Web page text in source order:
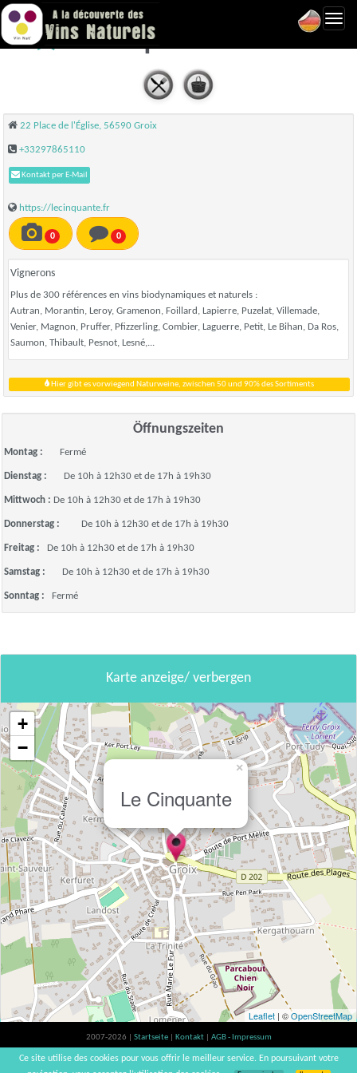
Le Cinquante - Groix
22 Place de l'Église, 56590 Groix
+33297865110
Kontakt per E-Mail
https://lecinquante.fr
0 0
Vignerons
Plus de 300 références en vins biodynamiques et naturels :
Autran, Morantin, Leroy, Gramenon, Foillard, Lapierre, Puzelat, Villemade,
Venier, Magnon, Pruffer, Pfizzerling, Combier, Laguerre, Petit, Le Bihan, Da Ros,
Saumon, Thibault, Pesnot, Lesné,...
Hier gibt es vorwiegend Naturweine, zwischen 50 und 90% des Sortiments
Öffnungszeiten
Montag : Fermé
Dienstag : De 10h à 12h30 et de 17h à 19h30
Mittwoch : De 10h à 12h30 et de 17h à 19h30
Donnerstag : De 10h à 12h30 et de 17h à 19h30
Freitag : De 10h à 12h30 et de 17h à 19h30
Samstag : De 10h à 12h30 et de 17h à 19h30
Sonntag : Fermé
Karte anzeige/ verbergen
Le Cinquante
×
+
−
Leaflet | ©OpenStreetMap
2007-2026 | Startseite Kontakt
AGB - Impressum
Der Verzehr von Alkohol ist gesundheitsschädlich, Verzehr in Maßen empfohlen |
vinsnaturels | v3.12
Ce site utilise des cookies pour vous offrir le meilleur service. En poursuivant votre